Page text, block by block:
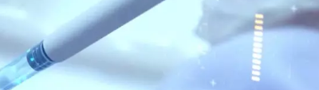
español
português